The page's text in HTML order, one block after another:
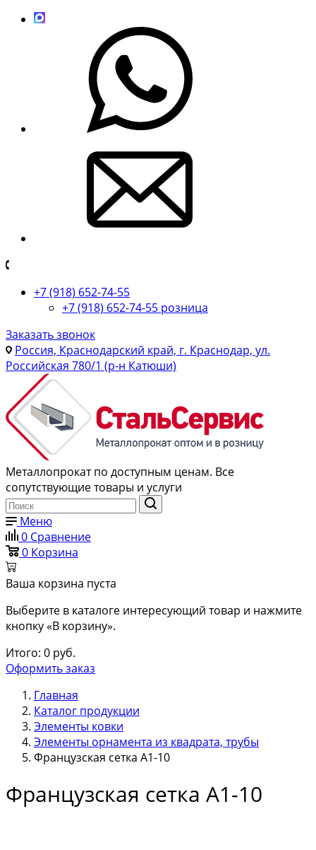
+7 (918) 652-74-55
+7 (918) 652-74-55 розница
Заказать звонок
Россия, Краснодарский край, г. Краснодар, ул.
Российская 780/1 (р-н Катюши)
Металлопрокат по доступным ценам. Все
сопутствующие товары и услуги
Меню
0 Сравнение
0 Корзина
Ваша корзина пуста
Выберите в каталоге интересующий товар и нажмите
кнопку «В корзину».
Итого: 0 руб.
Оформить заказ
Главная
Каталог продукции
Элементы ковки
Элементы орнамента из квадрата, трубы
Французская сетка А1-10
Французская сетка А1-10